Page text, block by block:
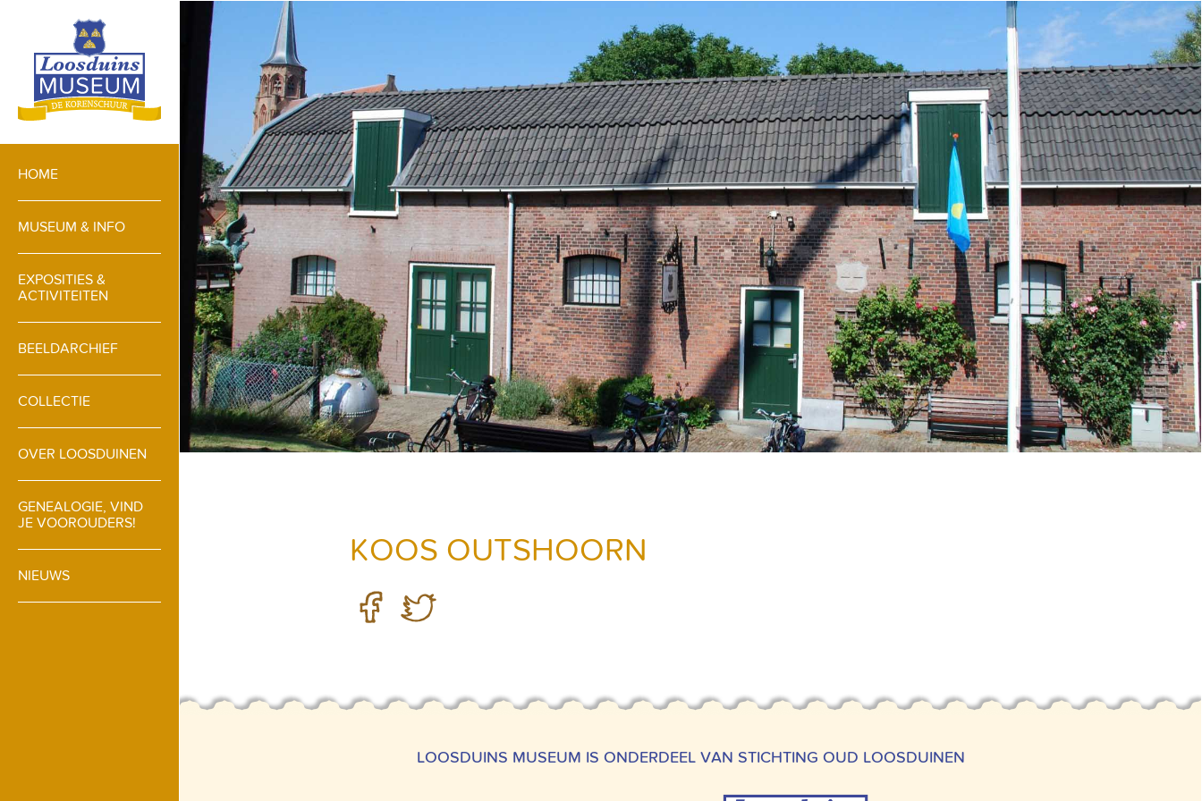
HOME
MUSEUM & INFO
EXPOSITIES &
ACTIVITEITEN
BEELDARCHIEF
COLLECTIE
OVER LOOSDUINEN
GENEALOGIE, VIND
JE VOOROUDERS!
NIEUWS
KOOS OUTSHOORN
LOOSDUINS MUSEUM IS ONDERDEEL VAN STICHTING OUD LOOSDUINEN